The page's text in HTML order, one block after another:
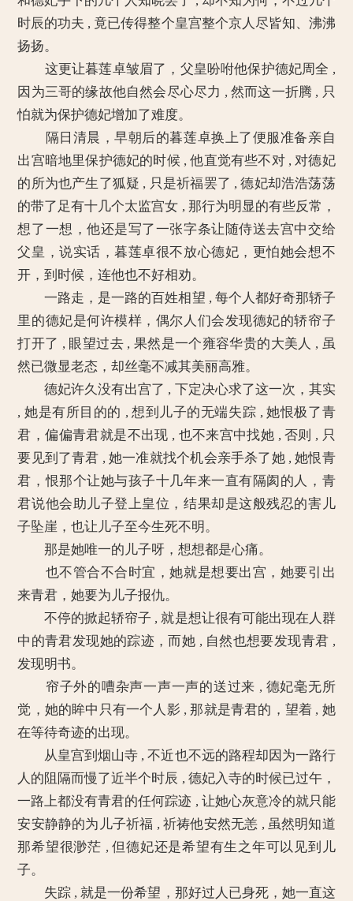
时辰的功夫 , 竟已传得整个皇宫整个京人尽皆知、沸沸
扬扬。
这更让暮莲卓皱眉了，父皇吩咐他保护德妃周全 ,
因为三哥的缘故他自然会尽心尽力 , 然而这一折腾 , 只
怕就为保护德妃增加了难度。
隔日清晨，早朝后的暮莲卓换上了便服准备亲自
出宫暗地里保护德妃的时候 , 他直觉有些不对 , 对德妃
的所为也产生了狐疑 , 只是祈福罢了 , 德妃却浩浩荡荡
的带了足有十几个太监宫女 , 那行为明显的有些反常，
想了一想，他还是写了一张字条让随侍送去宫中交给
父皇，说实话，暮莲卓很不放心德妃，更怕她会想不
开，到时候，连他也不好相劝。
一路走，是一路的百姓相望 , 每个人都好奇那轿子
里的德妃是何许模样，偶尔人们会发现德妃的轿帘子
打开了 , 眼望过去 , 果然是一个雍容华贵的大美人 , 虽
然已微显老态，却丝毫不减其美丽高雅。
德妃许久没有出宫了 , 下定决心求了这一次，其实
, 她是有所目的的 , 想到儿子的无端失踪 , 她恨极了青
君，偏偏青君就是不出现 , 也不来宫中找她 , 否则 , 只
要见到了青君 , 她一准就找个机会亲手杀了她 , 她恨青
君，恨那个让她与孩子十几年来一直有隔阂的人，青
君说他会助儿子登上皇位，结果却是这般残忍的害儿
子坠崖，也让儿子至今生死不明。
那是她唯一的儿子呀，想想都是心痛。
也不管合不合时宜，她就是想要出宫，她要引出
来青君，她要为儿子报仇。
不停的掀起轿帘子 , 就是想让很有可能出现在人群
中的青君发现她的踪迹，而她 , 自然也想要发现青君 ,
发现明书。
帘子外的嘈杂声一声一声的送过来 , 德妃毫无所
觉，她的眸中只有一个人影 , 那就是青君的，望着 , 她
在等待奇迹的出现。
从皇宫到烟山寺 , 不近也不远的路程却因为一路行
人的阻隔而慢了近半个时辰 , 德妃入寺的时候已过午，
一路上都没有青君的任何踪迹 , 让她心灰意冷的就只能
安安静静的为儿子祈福 , 祈祷他安然无恙 , 虽然明知道
那希望很渺茫 , 但德妃还是希望有生之年可以见到儿
子。
失踪 , 就是一份希望，那好过人已身死，她一直这